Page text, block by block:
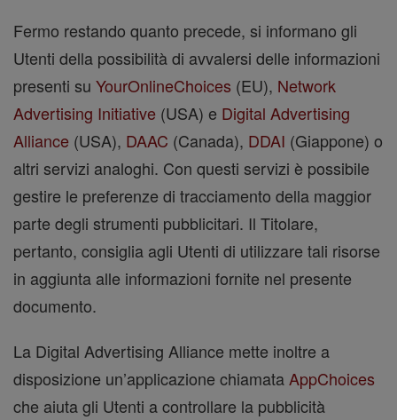
Fermo restando quanto precede, si informano gli
Utenti della possibilità di avvalersi delle informazioni
presenti su YourOnlineChoices (EU), Network
Advertising Initiative (USA) e Digital Advertising
Alliance (USA), DAAC (Canada), DDAI (Giappone) o
altri servizi analoghi. Con questi servizi è possibile
gestire le preferenze di tracciamento della maggior
parte degli strumenti pubblicitari. Il Titolare,
pertanto, consiglia agli Utenti di utilizzare tali risorse
in aggiunta alle informazioni fornite nel presente
documento.
La Digital Advertising Alliance mette inoltre a
disposizione un’applicazione chiamata AppChoices
che aiuta gli Utenti a controllare la pubblicità